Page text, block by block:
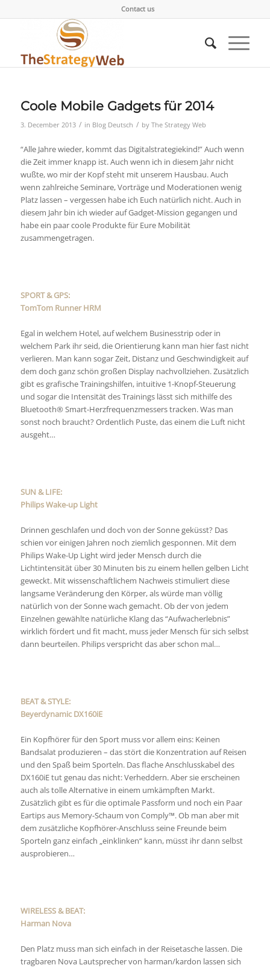
Contact us
Coole Mobile Gadgets für 2014
3. December 2013 / in Blog Deutsch / by The Strategy Web
“Alle Jahre wieder, kommt das Digitalstrategiekind!” Auch wenn
die Zeit immer knapp ist. Auch wenn ich in diesem Jahr nicht
wußte, wo mir der Kopf steht mit unserem Hausbau. Auch
wenn zahlreiche Seminare, Vorträge und Moderationen wenig
Platz lassen – vergessen habe ich Euch natürlich nicht. Auch in
diesem Jahr bin ich wieder auf Gadget-Mission gegangen und
habe ein paar coole Produkte für Eure Mobilität
zusammengetragen.
SPORT & GPS:
TomTom Runner HRM
Egal in welchem Hotel, auf welchem Businesstrip oder in
welchem Park ihr seid, die Orientierung kann man hier fast nicht
verlieren. Man kann sogar Zeit, Distanz und Geschwindigkeit auf
dem doch ganz schön großen Display nachvollziehen. Zusätzlich
gibt es grafische Trainingshilfen, intuitive 1-Knopf-Steuerung
und sogar die Intensität des Trainings lässt sich mithilfe des
Bluetooth® Smart-Herzfrequenzmessers tracken. Was man
sonst noch braucht? Ordentlich Puste, das einem die Luft nicht
ausgeht…
SUN & LIFE:
Philips Wake-up Light
Drinnen geschlafen und doch von der Sonne geküsst? Das
schien vor einigen Jahren noch ziemlich gesponnen. Mit dem
Philips Wake-Up Light wird jeder Mensch durch die
Lichtintensität über 30 Minuten bis zu einem hellen gelben Licht
geweckt. Mit wissenschaftlichem Nachweis stimuliert diese
langsame Veränderung den Körper, als würde man völlig
natürlich von der Sonne wach gemacht. Ob der von jedem
Einzelnen gewählte natürliche Klang das “Aufwacherlebnis”
wirklich fördert und fit macht, muss jeder Mensch für sich selbst
dann beurteilen. Philips verspricht das aber schon mal…
BEAT & STYLE:
Beyerdynamic DX160iE
Ein Kopfhörer für den Sport muss vor allem eins: Keinen
Bandsalat produzieren – das stört die Konzentration auf Reisen
und den Spaß beim Sporteln. Das flache Anschlusskabel des
DX160iE tut genau das nicht: Verheddern. Aber sie erscheinen
auch als tolle Alternative in einem umkämpften Markt.
Zusätzlich gibt es für die optimale Passform und noch ein Paar
Eartips aus Memory-Schaum von Comply™. Ob man aber mit
dem zusätzliche Kopfhörer-Anschluss seine Freunde beim
Sporteln ganz einfach „einklinken“ kann, müsst ihr dann selbst
ausprobieren…
WIRELESS & BEAT:
Harman Nova
Den Platz muss man sich einfach in der Reisetasche lassen. Die
tragbaren Nova Lautsprecher von harman/kardon lassen sich